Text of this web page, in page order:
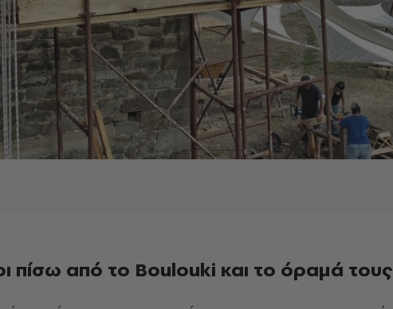
πίσω από το Boulouki και το όραμά τους